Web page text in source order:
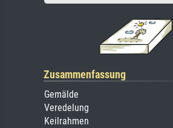
Zusammenfassung
Gemälde
Veredelung
Keilrahmen